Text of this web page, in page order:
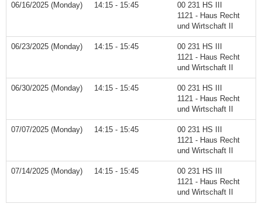
06/16/2025 (Monday) 14:15 - 15:45
00 231 HS III
1121 - Haus Recht
und Wirtschaft II
06/23/2025 (Monday) 14:15 - 15:45
00 231 HS III
1121 - Haus Recht
und Wirtschaft II
06/30/2025 (Monday) 14:15 - 15:45
00 231 HS III
1121 - Haus Recht
und Wirtschaft II
07/07/2025 (Monday) 14:15 - 15:45
00 231 HS III
1121 - Haus Recht
und Wirtschaft II
07/14/2025 (Monday) 14:15 - 15:45
00 231 HS III
1121 - Haus Recht
und Wirtschaft II